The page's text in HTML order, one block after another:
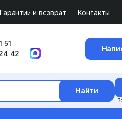
Гарантии и возврат Контакты
51
42
Найти